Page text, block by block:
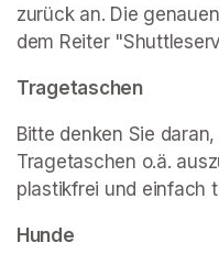
zurück an. Die
dem Reiter
Tragetaschen
Bitte denken Sie
Tragetaschen o.ä.
plastikfrei und einfach
Hunde